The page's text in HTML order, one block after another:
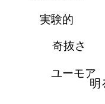
明
ユーモア
奇抜さ
実験的